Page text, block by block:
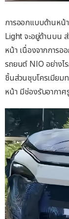
การออกแบบด้านหน้
Light จะอยู่ด้านบน
หน้า เนื่องจากการ
รถยนต์ NIO อย่าง
ชิ้นส่วนชุบโครเมียม
หน้า มีช่องรับอากา